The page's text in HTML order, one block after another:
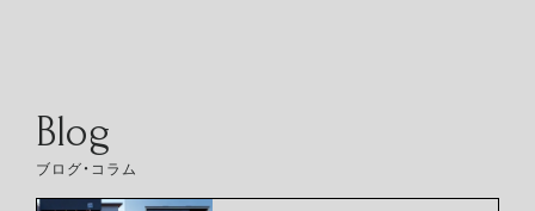
Blog
ブログ・コラム